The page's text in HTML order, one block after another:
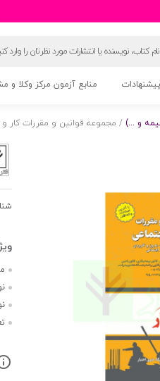
منابع آزمون مرکز وکلا و
و ...) / مجموعه قوانین و مقررات کار و